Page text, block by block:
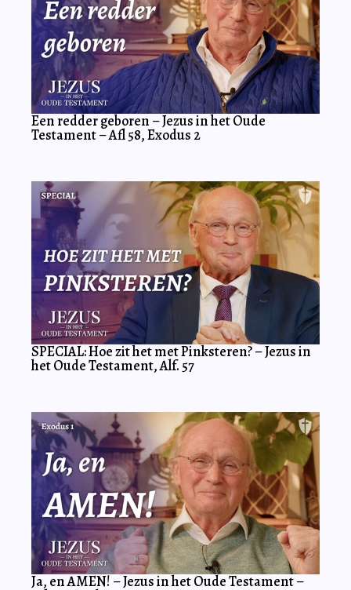
Een redder geboren – Jezus in het Oude
Testament – Afl 58, Exodus 2
SPECIAL: Hoe zit het met Pinksteren? – Jezus in
het Oude Testament, Alf. 57
Ja, en AMEN! – Jezus in het Oude Testament –